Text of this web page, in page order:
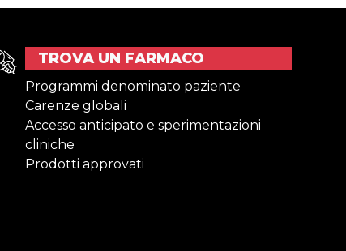
TROVA UN FARMACO
Programmi denominato paziente
Carenze globali
Accesso anticipato e sperimentazioni
cliniche
Prodotti approvati